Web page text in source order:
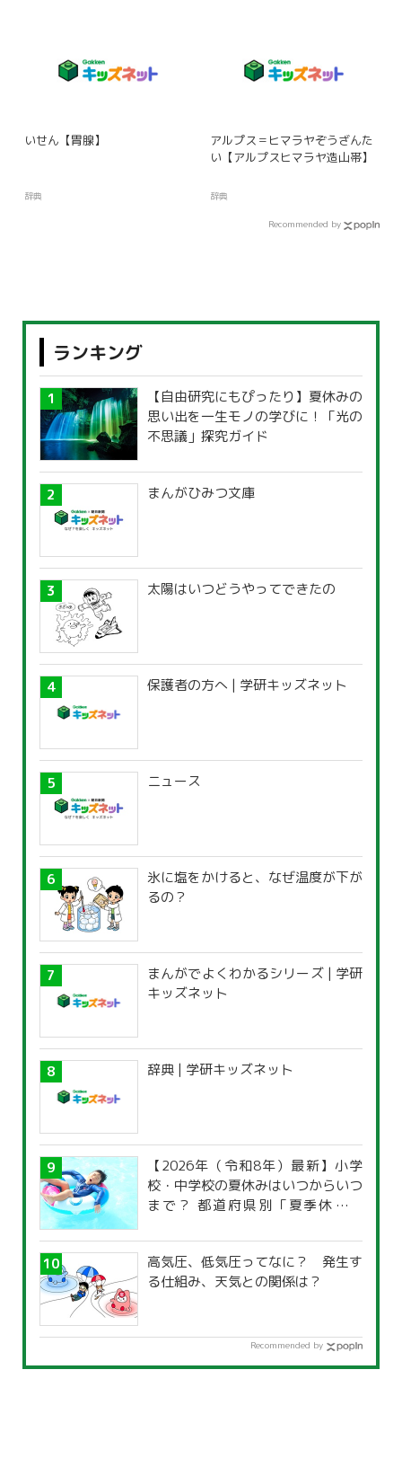
いせん【胃腺】
辞典
アルプス＝ヒマラヤぞうざんた
い【アルプスヒマラヤ造山帯】
辞典
Recommended by
ランキング
【自由研究にもぴったり】夏休みの
思い出を一生モノの学びに！「光の
不思議」探究ガイド
まんがひみつ文庫
太陽はいつどうやってできたの
保護者の方へ | 学研キッズネット
ニュース
氷に塩をかけると、なぜ温度が下が
るの？
まんがでよくわかるシリーズ | 学研
キッズネット
辞典 | 学研キッズネット
【2026年（令和8年）最新】小学
校・中学校の夏休みはいつからいつ
まで？ 都道府県別「夏季休暇一
高気圧、低気圧ってなに？ 発生す
る仕組み、天気との関係は？
Recommended by